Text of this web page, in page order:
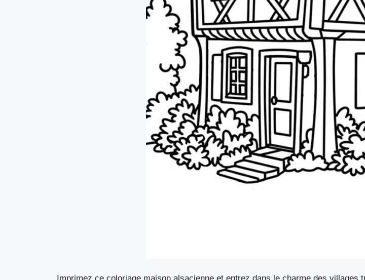
Imprimez ce coloriage maison alsacienne et entrez dans le charme des villages